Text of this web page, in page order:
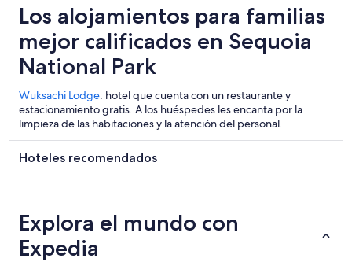
Los alojamientos para familias
mejor calificados en Sequoia
National Park
Wuksachi Lodge: hotel que cuenta con un restaurante y
estacionamiento gratis. A los huéspedes les encanta por la
limpieza de las habitaciones y la atención del personal.
Hoteles recomendados
Explora el mundo con
Expedia